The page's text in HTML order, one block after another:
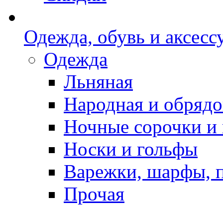
Одежда, обувь и
Одежда
Льняная
Народная и
Ночные сорочки
Носки и гольфы
Варежки, шарфы,
Прочая